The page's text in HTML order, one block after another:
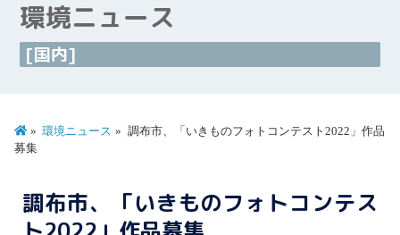
環境ニュース
[国内]
環境ニュース
調布市、「いきものフォトコンテスト2022」作品
募集
調布市、「いきものフォトコンテス